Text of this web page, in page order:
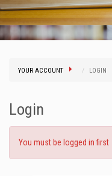
YOUR ACCOUNT LOGIN
Login
You must be logged in first